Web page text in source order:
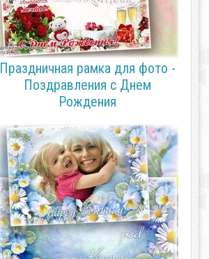
Праздничная рамка для фото -
Поздравления с Днем
Рождения